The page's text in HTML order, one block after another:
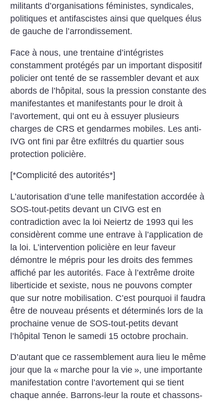
militants d’organisations féministes, syndicales,
politiques et antifascistes ainsi que quelques élus
de gauche de l’arrondissement.
Face à nous, une trentaine d’intégristes
constamment protégés par un important dispositif
policier ont tenté de se rassembler devant et aux
abords de l’hôpital, sous la pression constante des
manifestantes et manifestants pour le droit à
l’avortement, qui ont eu à essuyer plusieurs
charges de CRS et gendarmes mobiles. Les anti-
IVG ont fini par être exfiltrés du quartier sous
protection policière.
[*Complicité des autorités*]
L’autorisation d’une telle manifestation accordée à
SOS-tout-petits devant un CIVG est en
contradiction avec la loi Neiertz de 1993 qui les
considèrent comme une entrave à l’application de
la loi. L’intervention policière en leur faveur
démontre le mépris pour les droits des femmes
affiché par les autorités. Face à l’extrême droite
liberticide et sexiste, nous ne pouvons compter
que sur notre mobilisation. C’est pourquoi il faudra
être de nouveau présents et déterminés lors de la
prochaine venue de SOS-tout-petits devant
l’hôpital Tenon le samedi 15 octobre prochain.
D’autant que ce rassemblement aura lieu le même
jour que la « marche pour la vie », une importante
manifestation contre l’avortement qui se tient
chaque année. Barrons-leur la route et chassons-